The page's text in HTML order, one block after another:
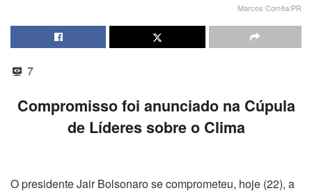
Marcos Corrêa/PR
7
Compromisso foi anunciado na Cúpula
de Líderes sobre o Clima
O presidente Jair Bolsonaro se comprometeu, hoje (22), a